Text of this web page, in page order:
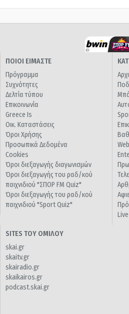
ΠΟΙΟΙ ΕΙΜΑΣΤΕ
Πρόγραμμα
Συχνότητες
Δελτία τύπου
Επικοινωνία
Greece Is
Οικ. Καταστάσεις
Όροι Χρήσης
Προσωπικά Δεδομένα
Cookies
Όροι διεξαγωγής διαγωνισμών
Όροι διεξαγωγής του ραδ/κού
παιχνιδιού "ΣΠΟΡ FM Quiz"
Όροι διεξαγωγής του ραδ/κού
παιχνιδιού "Sport Quiz"
SITES ΤΟΥ ΟΜΙΛΟΥ
skai.gr
skaitv.gr
skairadio.gr
skaikairos.gr
podcast.skai.gr